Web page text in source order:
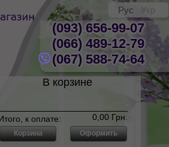
Рус Укр
(093) 656-99-07
(066) 489-12-79
(067) 588-74-64
В корзине
0,00 Грн.
к оплате:
Корзина Оформить